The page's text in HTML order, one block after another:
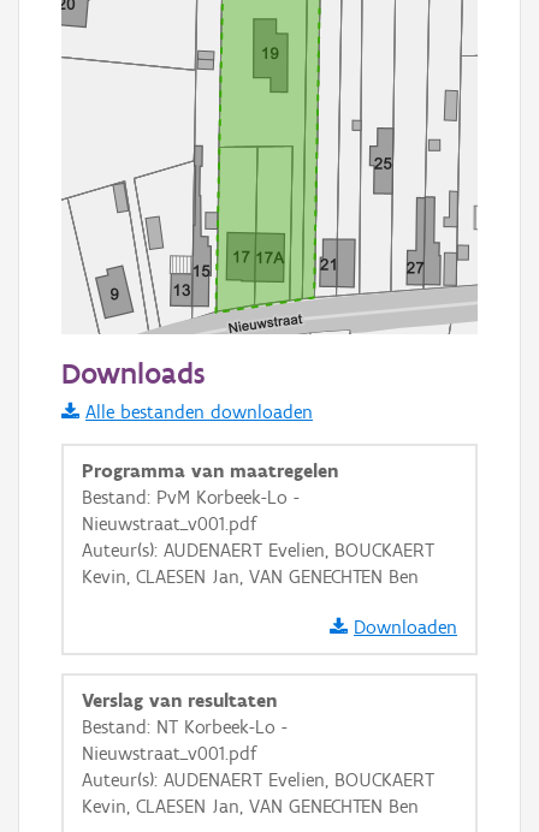
Informatie Vlaanderen
i
+ −
Basis Lagen
OSM-Basiskaart
Ortho
Downloads
Alle bestanden downloaden
Programma van maatregelen
Bestand: PvM Korbeek-Lo -
Nieuwstraat_v001.pdf
Auteur(s): AUDENAERT Evelien, BOUCKAERT
Kevin, CLAESEN Jan, VAN GENECHTEN Ben
Downloaden
Verslag van resultaten
Bestand: NT Korbeek-Lo -
Nieuwstraat_v001.pdf
Auteur(s): AUDENAERT Evelien, BOUCKAERT
Kevin, CLAESEN Jan, VAN GENECHTEN Ben